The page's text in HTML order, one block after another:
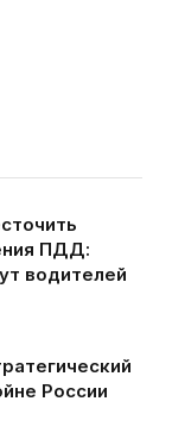
ПДД:
водителей
России